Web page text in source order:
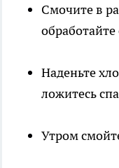
Смочите в
обработайте
Наденьте
ложитесь
Утром